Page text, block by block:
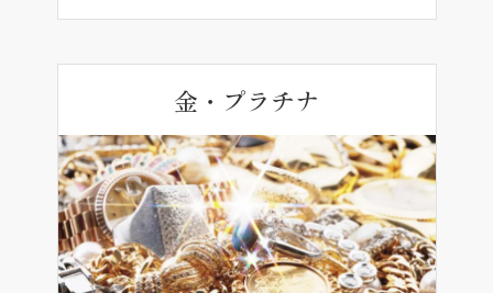
金・プラチナ